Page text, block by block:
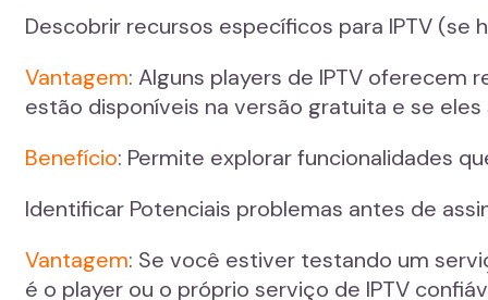
Descobrir recursos específicos para IPTV (se
Vantagem: Alguns players de IPTV
estão disponíveis na versão gratuita e se eles
Benefício: Permite explorar funcionalidades
Identificar Potenciais problemas antes de
Vantagem: Se você estiver testando um
é o player ou o próprio serviço de IPTV